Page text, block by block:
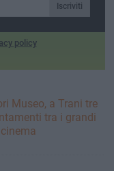
Iscriviti
policy
Museo, a Trani tre
tra i grandi